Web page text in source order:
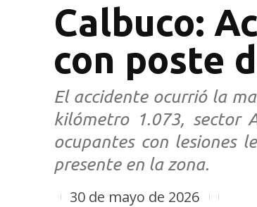
Calbuco:
con poste
El accidente ocurrió la
kilómetro 1.073, sector
ocupantes con lesiones
presente en la zona.
30 de mayo de 2026